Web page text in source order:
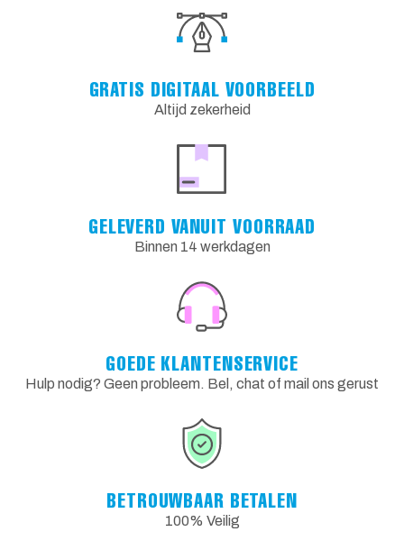
GRATIS DIGITAAL VOORBEELD
Altijd zekerheid
GELEVERD VANUIT VOORRAAD
Binnen 14 werkdagen
GOEDE KLANTENSERVICE
Hulp nodig? Geen probleem. Bel, chat of mail ons gerust
BETROUWBAAR BETALEN
100% Veilig